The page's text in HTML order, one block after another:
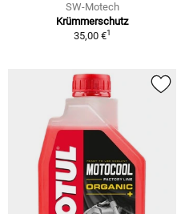
SW-Motech
Krümmerschutz
35,00 €1